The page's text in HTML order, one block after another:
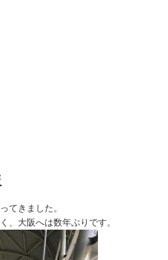
てきました。
、大阪へは数年ぶりです。